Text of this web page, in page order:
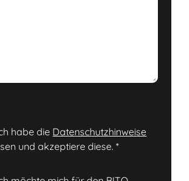
habe die Datenschutzhinweise
und akzeptiere diese.*